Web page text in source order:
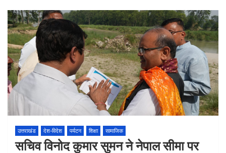
उत्तराखंड देश-विदेश पर्यटन शिक्षा सामाजिक
सचिव विनोद कुमार सुमन ने नेपाल सीमा पर